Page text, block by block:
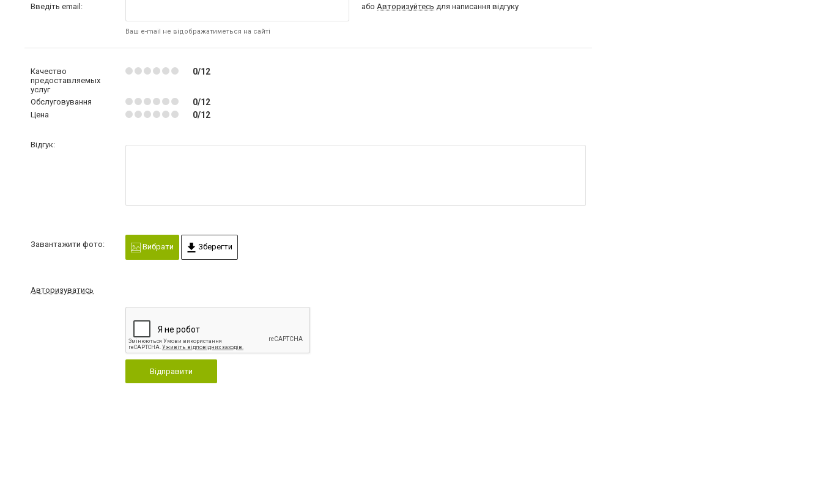
Введіть email:
Ваш e-mail не відображатиметься на сайті
абоАвторизуйтесь для написання відгуку
Качество
предоставляемых
услуг
0/12
Обслуговування 0/12
Цена 0/12
Відгук:
Завантажити фото: Вибрати Зберегти
Авторизуватись
Відправити